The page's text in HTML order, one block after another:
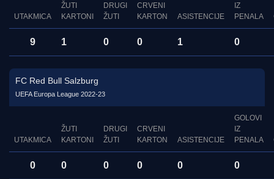
UTAKMICA
ŽUTI
KARTONI
DRUGI
ŽUTI
CRVENI
KARTON
ASISTENCIJE
IZ
PENALA
9 1 0 0 1 0
FC Red Bull Salzburg
UEFA Europa League 2022-23
UTAKMICA
ŽUTI
KARTONI
DRUGI
ŽUTI
CRVENI
KARTON
ASISTENCIJE
GOLOVI
IZ
PENALA
0 0 0 0 0 0